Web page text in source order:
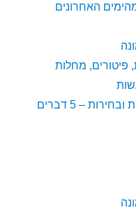
מהימים האחרונים
פיטורים, מחלות
רקטות, פיטורים, מחלות ובחירות – 5 דברים